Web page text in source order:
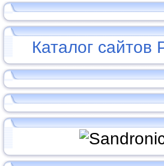
Каталог сайтов